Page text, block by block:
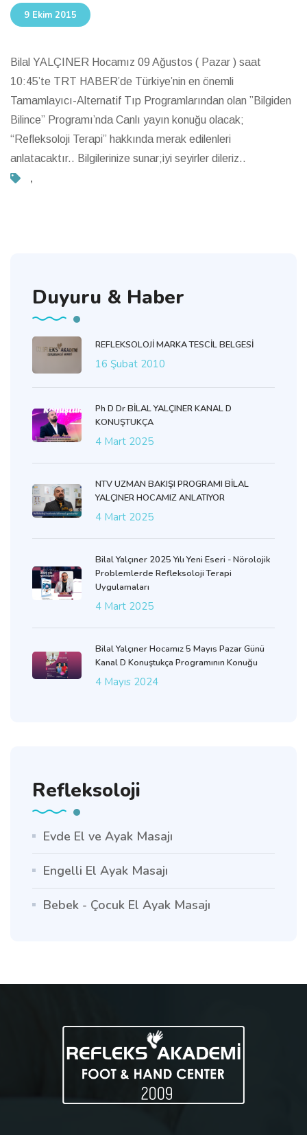
9 Ekim 2015
Bilal YALÇINER Hocamız 09 Ağustos ( Pazar ) saat
10:45’te TRT HABER’de Türkiye’nin en önemli
Tamamlayıcı-Alternatif Tıp Programlarından olan ”Bilgiden
Bilince” Programı’nda Canlı yayın konuğu olacak;
“Refleksoloji Terapi” hakkında merak edilenleri
anlatacaktır.. Bilgilerinize sunar;iyi seyirler dileriz..
,
Duyuru & Haber
REFLEKSOLOJİ MARKA TESCİL BELGESİ
16 Şubat 2010
Ph D Dr BİLAL YALÇINER KANAL D
KONUŞTUKÇA
4 Mart 2025
NTV UZMAN BAKIŞI PROGRAMI BİLAL
YALÇINER HOCAMIZ ANLATIYOR
4 Mart 2025
Bilal Yalçıner 2025 Yılı Yeni Eseri - Nörolojik
Problemlerde Refleksoloji Terapi
Uygulamaları
4 Mart 2025
Bilal Yalçıner Hocamız 5 Mayıs Pazar Günü
Kanal D Konuştukça Programının Konuğu
4 Mayıs 2024
Refleksoloji
Evde El ve Ayak Masajı
Engelli El Ayak Masajı
Bebek - Çocuk El Ayak Masajı